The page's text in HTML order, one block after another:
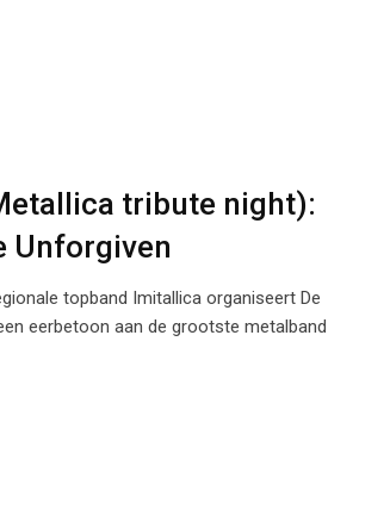
tribute night):
Unforgiven
topband Imitallica organiseert De
eerbetoon aan de grootste metalband